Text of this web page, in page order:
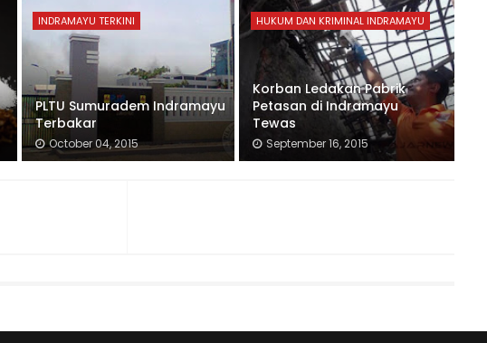
INDRAMAYU TERKINI
PLTU Sumuradem Indramayu
Terbakar
October 04, 2015
HUKUM DAN KRIMINAL INDRAMAYU
Korban Ledakan Pabrik
Petasan di Indramayu
Tewas
September 16, 2015